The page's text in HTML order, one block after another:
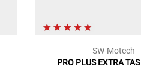
SW-Motech
PRO PLUS EXTRA TAS